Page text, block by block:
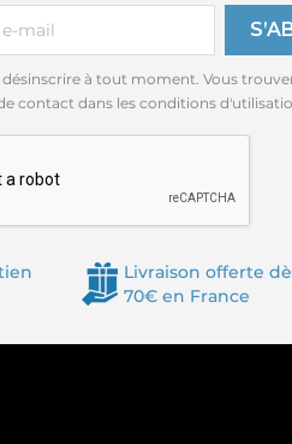
désinscrire à tout moment. Vous
contact dans les conditions
Livraison offerte
70€ en France